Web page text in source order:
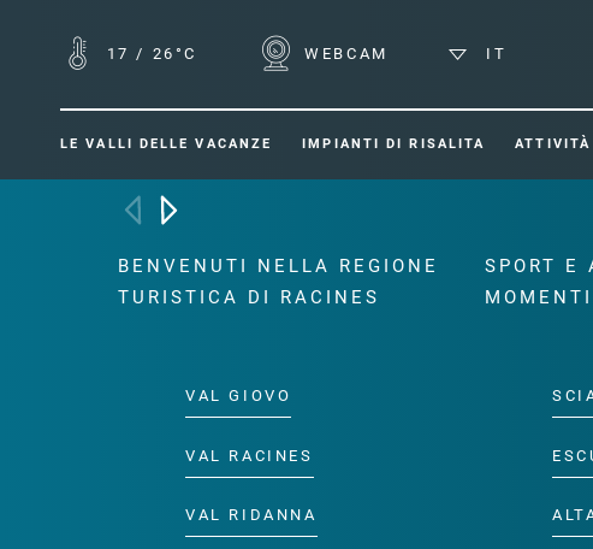
17 / 26°C WEBCAM IT
LE VALLI DELLE VACANZE IMPIANTI DI RISALITA ATTIVITÀ
BENVENUTI NELLA REGIONE
TURISTICA DI RACINES
VAL GIOVO
VAL RACINES
VAL RIDANNA
SPORT E